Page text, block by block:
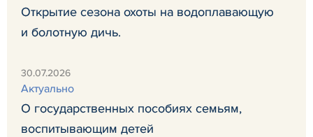
Открытие сезона охоты на водоплавающую
и болотную дичь.
30.07.2026
Актуально
О государственных пособиях семьям,
воспитывающим детей